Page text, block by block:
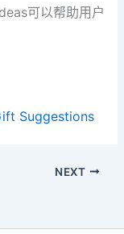
可以帮助用户
Suggestions
NEXT